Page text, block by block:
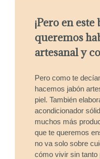
¡Pero en
queremos
artesanal y
Pero como te
hacemos jabón
piel. También
acondicionador
muchos más
que te queremos
no va solo sobre
cómo vivir sin